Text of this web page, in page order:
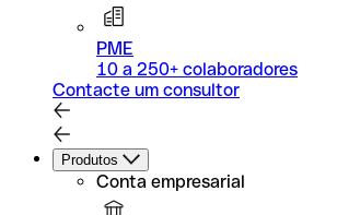
PME
10 a 250+ colaboradores
Contacte um consultor
Produtos
Conta empresarial